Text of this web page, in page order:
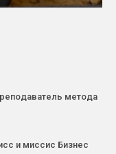
метода
и миссис Бизнес